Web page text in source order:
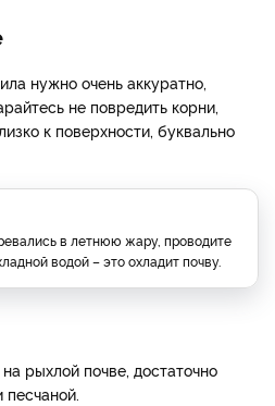
нужно очень аккуратно,
не повредить корни,
к поверхности, буквально
в летнюю жару, проводите
водой – это охладит почву.
рыхлой почве, достаточно
песчаной.